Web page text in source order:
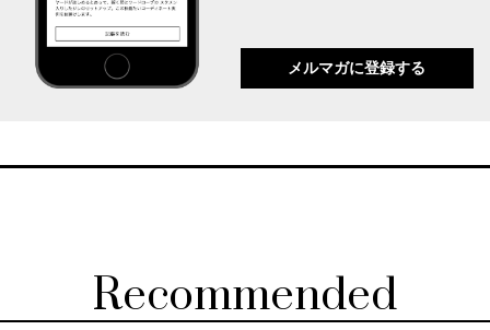
メルマガに登録する
Recommended